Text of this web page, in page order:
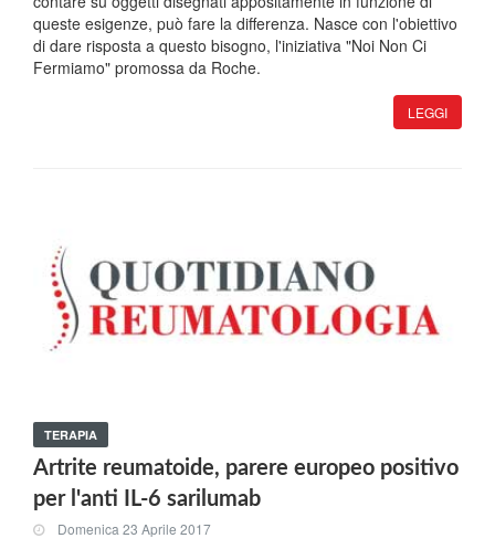
queste esigenze, può fare la differenza. Nasce con l'obiettivo
di dare risposta a questo bisogno, l'iniziativa "Noi Non Ci
Fermiamo" promossa da Roche.
LEGGI
TERAPIA
Artrite reumatoide, parere europeo positivo
per l'anti IL-6 sarilumab
Domenica 23 Aprile 2017